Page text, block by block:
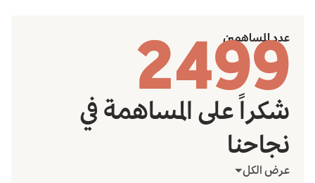
عدد المساهمين
2499
شكراً على المساهمة في
نجاحنا
عرض الكل